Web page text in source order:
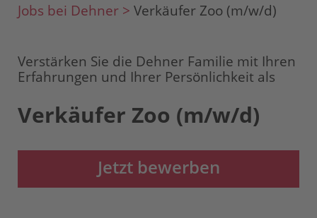
Jobs bei Dehner > Verkäufer Zoo (m/w/d)
Verstärken Sie die Dehner Familie mit Ihren
Erfahrungen und Ihrer Persönlichkeit als
Verkäufer Zoo (m/w/d)
Jetzt bewerben